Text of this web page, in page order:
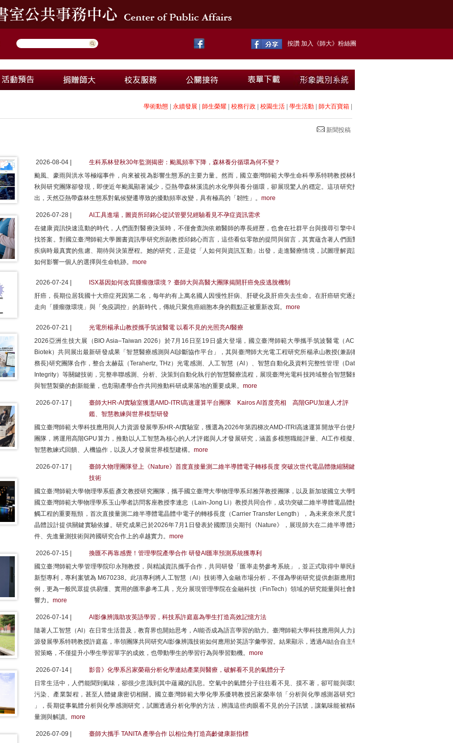
按讚 加入《師大》粉絲團
學術動態 永續發展 師生榮耀 校務行政 校園生活 學生活動 師大百寶箱
新聞投稿
2026-08-04 |
生科系林登秋30年監測揭密：颱風頻率下降，森林養分循環為何不變？
颱風、豪雨與洪水等極端事件，向來被視為影響生態系的主要力量。然而，國立臺灣師範大學生命科學系特聘教授林登
秋與研究團隊卻發現，即便近年颱風顯著減少，亞熱帶森林溪流的水化學與養分循環，卻展現驚人的穩定。這項研究指
出，天然亞熱帶森林生態系對氣候變遷導致的擾動頻率改變，具有極高的「韌性」。 more
2026-07-28 |
AI工具進場，圖資所邱銘心從試管嬰兒經驗看見不孕症資訊需求
在健康資訊快速流動的時代，人們面對醫療決策時，不僅會查詢依賴醫師的專長經歷，也會在社群平台與搜尋引擎中尋
找答案。對國立臺灣師範大學圖書資訊學研究所副教授邱銘心而言，這些看似零散的提問與留言，其實蘊含著人們面對
疾病時最真實的焦慮、期待與決策歷程。她的研究，正是從「人如何與資訊互動」出發，走進醫療情境，試圖理解資訊
如何影響一個人的選擇與生命軌跡。 more
2026-07-24 |
ISX基因如何改寫腫瘤微環境？ 臺師大與高醫大團隊揭開肝癌免疫逃脫機制
肝癌，長期位居我國十大癌症死因第二名，每年約有上萬名國人因慢性肝病、肝硬化及肝癌失去生命。在肝癌研究逐步
走向「腫瘤微環境」與「免疫調控」的新時代，傳統只聚焦癌細胞本身的觀點正被重新改寫。 more
2026-07-21 |
光電所楊承山教授攜手筑波醫電 以看不見的光照亮AI醫療
2026亞洲生技大展（BIO Asia–Taiwan 2026）於7月16日至19日盛大登場，國立臺灣師範大學攜手筑波醫電（ACE
Biotek）共同展出最新研發成果「智慧醫療感測與AI診斷協作平台」，其與臺灣師大光電工程研究所楊承山教授(兼副教
務長)研究團隊合作，整合太赫茲（Terahertz, THz）光電感測、人工智慧（AI）、智慧自動化及資料完整性管理（Data
Integrity）等關鍵技術，完整串聯感測、分析、決策到自動化執行的智慧醫療流程，展現臺灣光電科技跨域整合智慧醫療
與智慧製藥的創新能量，也彰顯產學合作共同推動科研成果落地的重要成果。 more
2026-07-17 |
臺師大HR-AI實驗室獲選AMD-ITRI高速運算平台團隊 Kairos AI首度亮相 高階GPU加速人才評
鑑、智慧教練與世界模型研發
國立臺灣師範大學科技應用與人力資源發展學系HR-AI實驗室，獲選為2026年第四梯次AMD-ITRI高速運算開放平台使用
團隊，將運用高階GPU算力，推動以人工智慧為核心的人才評鑑與人才發展研究，涵蓋多模態職能評量、AI工作模擬、
智慧教練式回饋、人機協作，以及人才發展世界模型建構。 more
2026-07-17 |
臺師大物理團隊登上《Nature》首度直接量測二維半導體電子轉移長度 突破次世代電晶體微縮關鍵
技術
國立臺灣師範大學物理學系藍彥文教授研究團隊，攜手國立臺灣大學物理學系邱雅萍教授團隊，以及新加坡國立大學暨
國立臺灣師範大學物理學系玉山學者訪問客座教授李連忠（Lain-Jong Li）教授共同合作，成功突破二維半導體電晶體接
觸工程的重要瓶頸，首次直接量測二維半導體電晶體中電子的轉移長度（Carrier Transfer Length），為未來奈米尺度電
晶體設計提供關鍵實驗依據。研究成果已於2026年7月1日發表於國際頂尖期刊《Nature》，展現師大在二維半導體元
件、先進量測技術與跨國研究合作上的卓越實力。 more
2026-07-15 |
換匯不再靠感覺！管理學院產學合作 研發AI匯率預測系統獲專利
國立臺灣師範大學管理學院印永翔教授，與精誠資訊攜手合作，共同研發「匯率走勢參考系統」，並正式取得中華民國
新型專利，專利案號為 M670238。此項專利將人工智慧（AI）技術導入金融市場分析，不僅為學術研究提供創新應用實
例，更為一般民眾提供易懂、實用的匯率參考工具，充分展現管理學院在金融科技（FinTech）領域的研究能量與社會影
響力。 more
2026-07-14 |
AI影像辨識助攻英語學習，科技系許庭嘉為學生打造高效記憶方法
隨著人工智慧（AI）在日常生活普及，教育界也開始思考，AI能否成為語言學習的助力。臺灣師範大學科技應用與人力資
源發展學系特聘教授許庭嘉，率領團隊共同研究AI影像辨識技術如何應用於英語字彙學習。結果顯示，透過AI結合自主學
習策略，不僅提升小學生學習單字的成效，也帶動學生的學習行為與學習動機。 more
2026-07-14 |
影音》化學系呂家榮藉分析化學連結產業與醫療，破解看不見的氣體分子
日常生活中，人們能聞到氣味，卻很少意識到其中蘊藏的訊息。空氣中的氣體分子往往看不見、摸不著，卻可能與環境
污染、產業製程，甚至人體健康密切相關。國立臺灣師範大學化學系優聘教授呂家榮率領「分析與化學感測器研究室
」，長期從事氣體分析與化學感測研究，試圖透過分析化學的方法，辨識這些肉眼看不見的分子訊號，讓氣味能被精確
量測與解讀。 more
2026-07-09 |
臺師大攜手 TANITA 產學合作 以相位角打造高齡健康新指標